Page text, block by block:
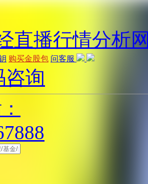
购买金股包 问客服
咨询